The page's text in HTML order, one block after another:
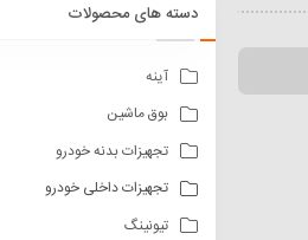
دسته های محصولات
آینه
بوق ماشین
تجهیزات بدنه خودرو
تجهیزات داخلی خودرو
تیونینگ